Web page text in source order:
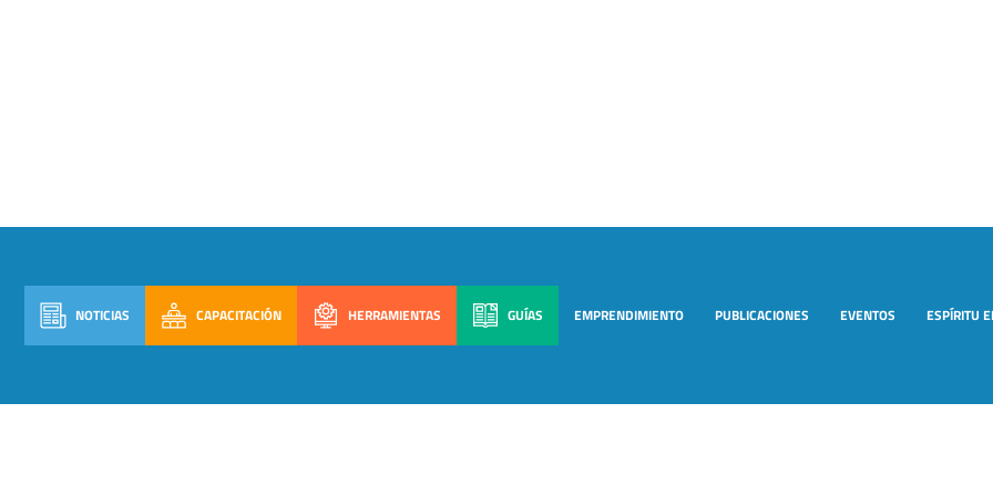
NOTICIAS CAPACITACIÓN HERRAMIENTAS GUÍAS EMPRENDIMIENTO PUBLICACIONES EVENTOS ESPÍRITU